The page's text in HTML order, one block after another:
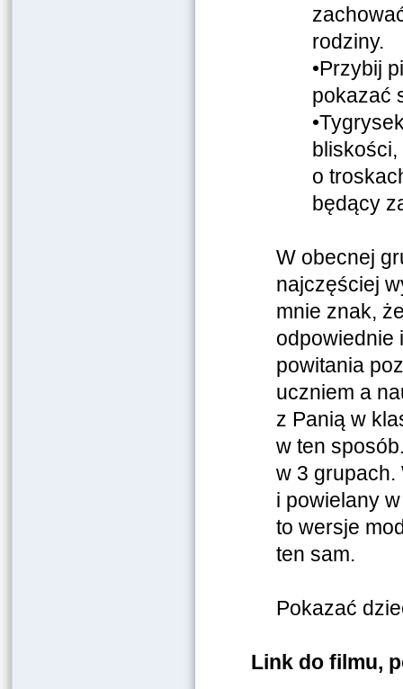
rodziny.
•Przybij
pokazać
o
będący
W obecnej
najczęściej
mnie znak,
odpowiednie
powitania
uczniem a
z Panią w
w ten
w 3 grupach.
i powielany
to wersje
ten sam.
Pokazać
Link do filmu,